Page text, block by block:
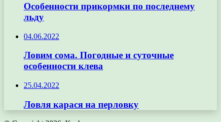
Особенности прикормки по последнему
льду
04.06.2022
Ловим сома. Погодные и суточные
особенности клева
25.04.2022
Ловля карася на перловку